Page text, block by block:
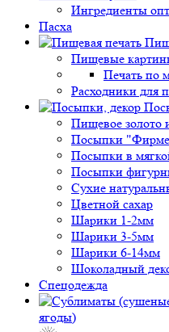
Ингредиенты
Пасха
Пищевые
Печать по
Расходники для
Пищевое золото
Посыпки
Посыпки в
Посыпки
Сухие
Цветной сахар
Шарики 1-2мм
Шарики 3-5мм
Шарики 6-14мм
Шоколадный
Спецодежда
ягоды)